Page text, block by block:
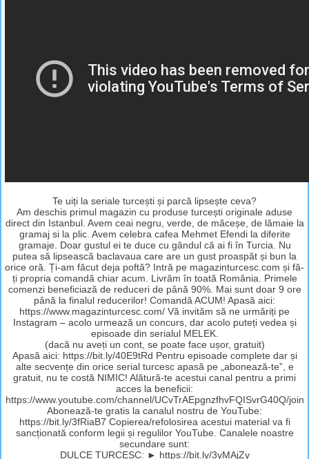
Te uiți la seriale turcești și parcă lipsește ceva?
Am deschis primul magazin cu produse turcești originale aduse
direct din Istanbul. Avem ceai negru, verde, de măceșe, de lămaie la
gramaj si la plic. Avem celebra cafea Mehmet Efendi la diferite
gramaje. Doar gustul ei te duce cu gândul că ai fi în Turcia. Nu
putea să lipsească baclavaua care are un gust proaspăt și bun la
orice oră. Ți-am făcut deja poftă? Intră pe magazinturcesc.com și fă-
ți propria comandă chiar acum. Livrăm în toată România. Primele
comenzi beneficiază de reduceri de până 90%. Mai sunt doar 9 ore
până la finalul reducerilor! Comandă ACUM! Apasă aici:
https://www.magazinturcesc.com/ Vă invităm să ne urmăriți pe
Instagram – acolo urmează un concurs, dar acolo puteți vedea și
episoade din serialul MELEK.
(dacă nu aveți un cont, se poate face ușor, gratuit)
Apasă aici: https://bit.ly/40E9tRd Pentru episoade complete dar și
alte secvențe din orice serial turcesc apasă pe „abonează-te”, e
gratuit, nu te costă NIMIC! Alătură-te acestui canal pentru a primi
acces la beneficii:
https://www.youtube.com/channel/UCvTrAEpgnzfhvFQISvrG40Q/join
Abonează-te gratis la canalul nostru de YouTube:
https://bit.ly/3fRiaB7 Copierea/refolosirea acestui material va fi
sancționată conform legii și regulilor YouTube. Canalele noastre
secundare sunt:
DULCE TURCESC: ► https://bit.ly/3yMAjZy